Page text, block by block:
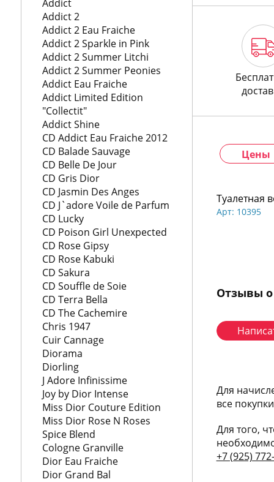
Addict
Addict 2
Addict 2 Eau Fraiche
Addict 2 Sparkle in Pink
Addict 2 Summer Litchi
Addict 2 Summer Peonies
Addict Eau Fraiche
Addict Limited Edition
"Collectit"
Addict Shine
CD Addict Eau Fraiche 2012
CD Balade Sauvage
CD Belle De Jour
CD Gris Dior
CD Jasmin Des Anges
CD J`adore Voile de Parfum
CD Lucky
CD Poison Girl Unexpected
CD Rose Gipsy
CD Rose Kabuki
CD Sakura
CD Souffle de Soie
CD Terra Bella
CD The Cachemire
Chris 1947
Cuir Cannage
Diorama
Diorling
J Adore Infinissime
Joy by Dior Intense
Miss Dior Couture Edition
Miss Dior Rose N Roses
Spice Blend
Cologne Granville
Dior Eau Fraiche
Dior Grand Bal
Цены
Туалетная
Арт: 10395
Отзывы
Для
все
Для того,
+7 (925)
06
81